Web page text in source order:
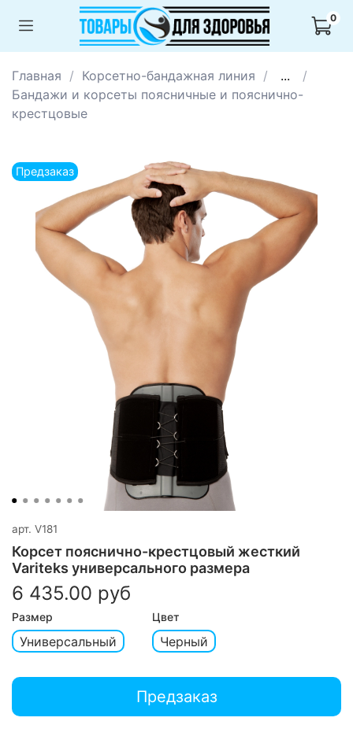
0
Главная Корсетно-бандажная линия
...
Бандажи и корсеты поясничные и пояснично-
крестцовые
Предзаказ
арт. V181
Корсет пояснично-крестцовый жесткий
Variteks универсального размера
6 435.00 руб
Размер
Универсальный
Цвет
Черный
Предзаказ